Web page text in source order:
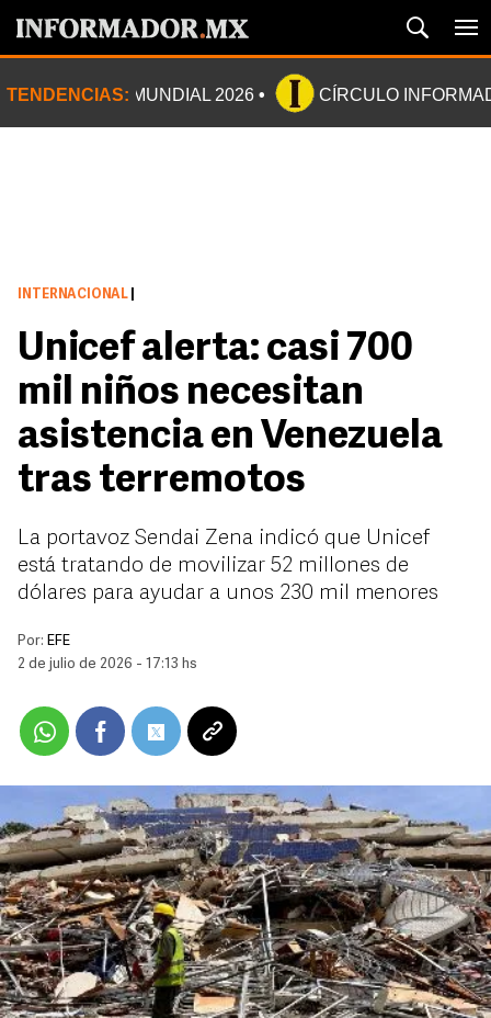
TENDENCIAS: MUNDIAL 2026 CÍRCULO
INTERNACIONAL
Unicef alerta: casi 700
mil niños necesitan
asistencia en Venezuela
tras terremotos
La portavoz Sendai Zena indicó que Unicef
está tratando de movilizar 52 millones de
dólares para ayudar a unos 230 mil menores
Por: EFE
2 de julio de 2026 - 17:13 hs